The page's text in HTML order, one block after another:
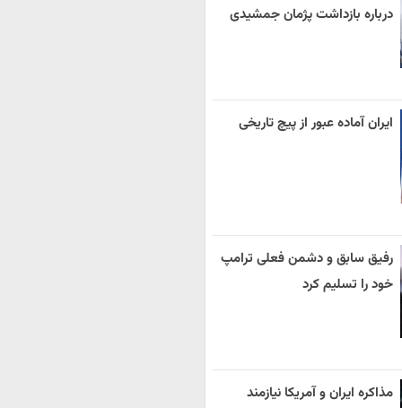
درباره بازداشت پژمان جمشیدی
ایران آماده عبور از پیچ تاریخی
رفیق سابق و دشمن فعلی ترامپ
خود را تسلیم کرد
مذاکره ایران و آمریکا نیازمند